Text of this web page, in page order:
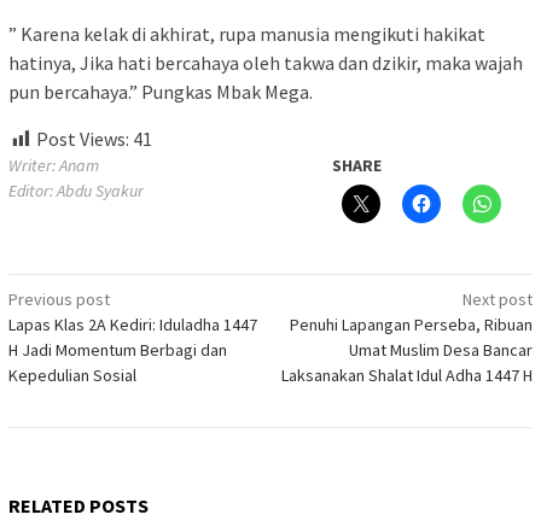
” Karena kelak di akhirat, rupa manusia mengikuti hakikat
hatinya, Jika hati bercahaya oleh takwa dan dzikir, maka wajah
pun bercahaya.” Pungkas Mbak Mega.
Post Views: 41
Writer: Anam
Editor: Abdu Syakur
SHARE
Post
navigation
Previous post
Lapas Klas 2A Kediri: Iduladha 1447
H Jadi Momentum Berbagi dan
Kepedulian Sosial
Next post
​Penuhi Lapangan Perseba, Ribuan
Umat Muslim Desa Bancar
Laksanakan Shalat Idul Adha 1447 H
RELATED POSTS